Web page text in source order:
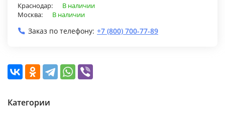
Краснодар:
В наличии
Москва:
В наличии
Заказ по телефону: +7 (800) 700-77-89
Категории